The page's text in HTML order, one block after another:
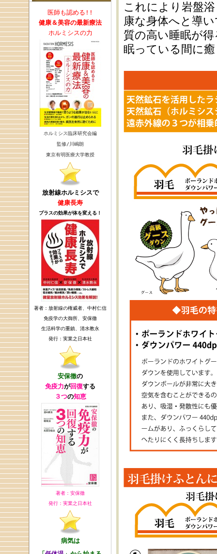
医師も認める!!
健康＆美容の最新療法
ホルミシスの力
ホルミシス臨床研究会編
監修/川嶋朗
東京有明医療大学教授
放射線ホルミシスで
健康長寿
プラスの効果が体を変える！
著者：放射線の権威者、中村仁信
免疫学の大御所、安保徹
生活科学の重鎮、清水教永
発行：実業之日本社
安保徹の
免疫力が回復する
３つの知恵
著者：安保徹
発行：実業之日本社
病気は
これにより岩盤
康な身体へと導
質の高い睡眠が
眠っている間に